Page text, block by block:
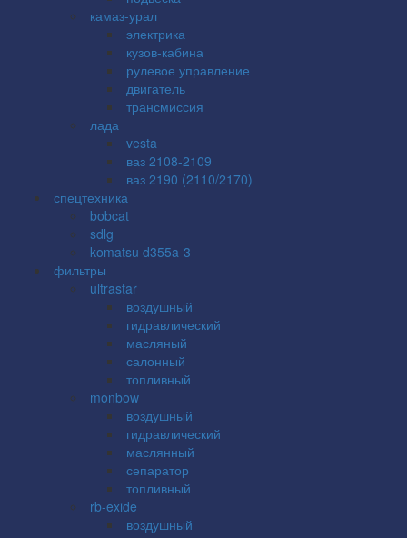
камаз-урал
электрика
кузов-кабина
рулевое управление
двигатель
трансмиссия
лада
vesta
ваз 2108-2109
ваз 2190 (2110/2170)
спецтехника
bobcat
sdlg
komatsu d355a-3
фильтры
ultrastar
воздушный
гидравлический
масляный
салонный
топливный
monbow
воздушный
гидравлический
маслянный
сепаратор
топливный
rb-exide
воздушный